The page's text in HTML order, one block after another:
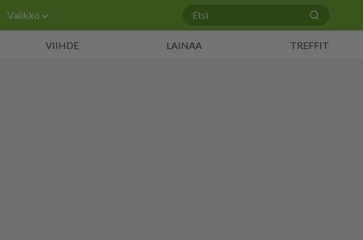
Valikko
VIIHDE LAINAA TREFFIT